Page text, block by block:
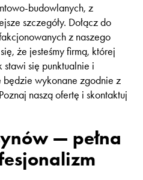
budowlanych, z
szczegóły. Dołącz do
z naszego
że jesteśmy firmą, której
się punktualnie i
wykonane zgodnie z
naszą ofertę i skontaktuj
— pełna